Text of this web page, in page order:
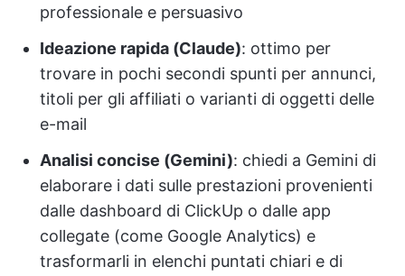
professionale e persuasivo
Ideazione rapida (Claude): ottimo per
trovare in pochi secondi spunti per annunci,
titoli per gli affiliati o varianti di oggetti delle
e-mail
Analisi concise (Gemini): chiedi a Gemini di
elaborare i dati sulle prestazioni provenienti
dalle dashboard di ClickUp o dalle app
collegate (come Google Analytics) e
trasformarli in elenchi puntati chiari e di